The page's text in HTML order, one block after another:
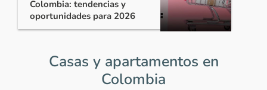
Colombia: tendencias y
oportunidades para 2026
Casas y apartamentos en
Colombia